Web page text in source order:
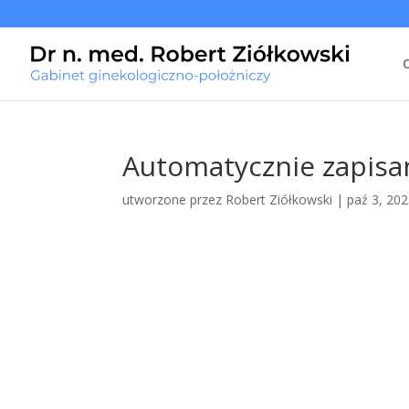
Automatycznie
utworzone przez Robert Ziółkowski |paź 3,